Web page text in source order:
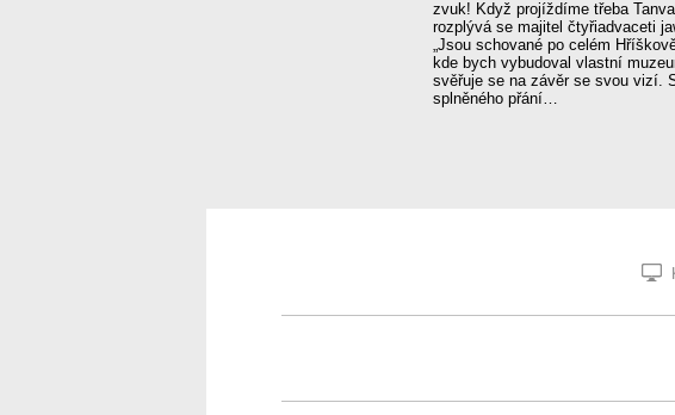
zvuk! Když projíždíme třeba
rozplývá se majitel čtyřiadvaceti
„Jsou schované po celém
kde bych vybudoval vlastní
svěřuje se na závěr se svou vizí.
splněného přání…